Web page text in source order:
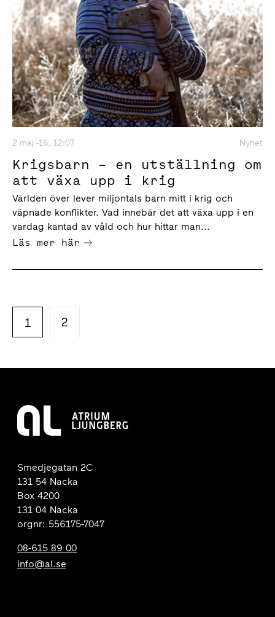
2 maj -16, 12:07 Nyhet
Krigsbarn – en utställning om
att växa upp i krig
Världen över lever miljontals barn mitt i krig och
väpnade konflikter. Vad innebär det att växa upp i en
vardag kantad av våld och hur hittar man...
Läs mer här
1 2
Smedjegatan 2C
131 54 Nacka
Box 4200
131 04 Nacka
orgnr: 556175-7047
08-615 89 00
info@al.se